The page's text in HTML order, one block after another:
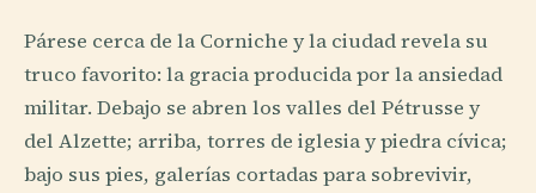
Párese cerca de la Corniche y la ciudad revela su
truco favorito: la gracia producida por la ansiedad
militar. Debajo se abren los valles del Pétrusse y
del Alzette; arriba, torres de iglesia y piedra cívica;
bajo sus pies, galerías cortadas para sobrevivir,